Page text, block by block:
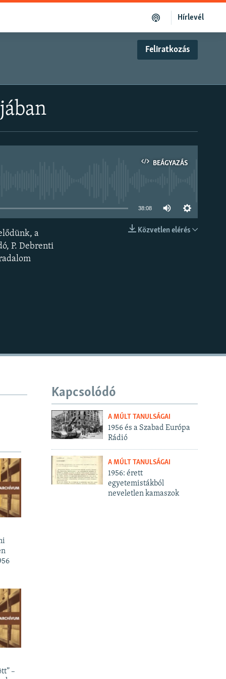
Hírlevél
Feliratkozás
BEÁGYAZÁS
38:08
Közvetlen elérés
a
P. Debrenti
Kapcsolódó
A MÚLT TANULSÁGAI
1956 és a Szabad Európa
Rádió
A MÚLT TANULSÁGAI
1956: érett
egyetemistákból
neveletlen kamaszok
–